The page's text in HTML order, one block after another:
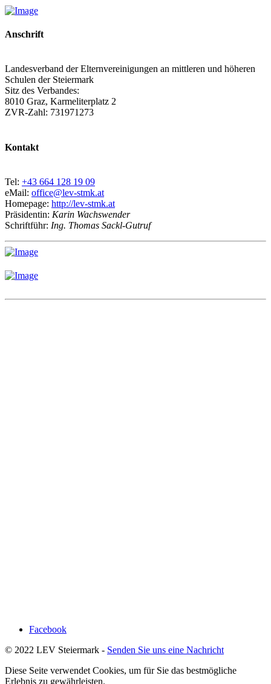
Anschrift
Landesverband der Elternvereinigungen an mittleren und höheren
Schulen der Steiermark
Sitz des Verbandes:
8010 Graz, Karmeliterplatz 2
ZVR-Zahl: 731971273
Kontakt
Tel: +43 664 128 19 09
eMail: office@lev-stmk.at
Homepage: http://lev-stmk.at
Präsidentin: Karin Wachswender
Schriftführ: Ing. Thomas Sackl-Gutruf
Facebook
© 2022 LEV Steiermark - Senden Sie uns eine Nachricht
Diese Seite verwendet Cookies, um für Sie das bestmögliche
Erlebnis zu gewährleisten.